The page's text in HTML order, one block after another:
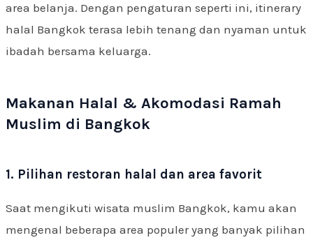
area belanja. Dengan pengaturan seperti ini, itinerary
halal Bangkok terasa lebih tenang dan nyaman untuk
ibadah bersama keluarga.
Makanan Halal & Akomodasi Ramah
Muslim di Bangkok
1. Pilihan restoran halal dan area favorit
Saat mengikuti wisata muslim Bangkok, kamu akan
mengenal beberapa area populer yang banyak pilihan